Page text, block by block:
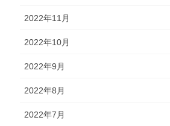
2022年11月
2022年10月
2022年9月
2022年8月
2022年7月